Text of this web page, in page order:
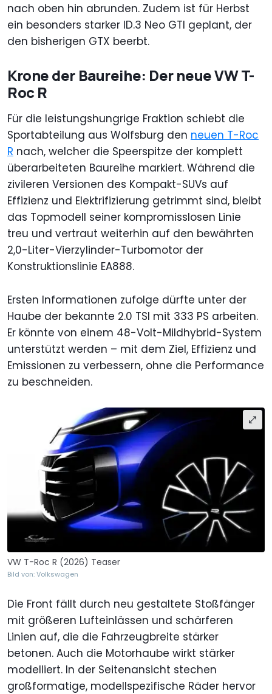
nach oben hin abrunden. Zudem ist für Herbst
ein besonders starker ID.3 Neo GTI geplant, der
den bisherigen GTX beerbt.
Krone der Baureihe: Der neue VW T-
Roc R
Für die leistungshungrige Fraktion schiebt die
Sportabteilung aus Wolfsburg den neuen T-Roc
R nach, welcher die Speerspitze der komplett
überarbeiteten Baureihe markiert. Während die
zivileren Versionen des Kompakt-SUVs auf
Effizienz und Elektrifizierung getrimmt sind, bleibt
das Topmodell seiner kompromisslosen Linie
treu und vertraut weiterhin auf den bewährten
2,0-Liter-Vierzylinder-Turbomotor der
Konstruktionslinie EA888.
Ersten Informationen zufolge dürfte unter der
Haube der bekannte 2.0 TSI mit 333 PS arbeiten.
Er könnte von einem 48-Volt-Mildhybrid-System
unterstützt werden – mit dem Ziel, Effizienz und
Emissionen zu verbessern, ohne die Performance
zu beschneiden.
VW T-Roc R (2026) Teaser
Bild von: Volkswagen
Die Front fällt durch neu gestaltete Stoßfänger
mit größeren Lufteinlässen und schärferen
Linien auf, die die Fahrzeugbreite stärker
betonen. Auch die Motorhaube wirkt stärker
modelliert. In der Seitenansicht stechen
großformatige, modellspezifische Räder hervor